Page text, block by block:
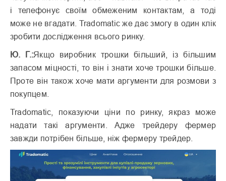
і телефонує своїм обмеженим контактам, а тоді
може не вгадати. Tradomatic же дає змогу в один клік
зробити дослідження всього ринку.
Ю. Г.:Якщо виробник трошки більший, із більшим
запасом міцності, то він і знати хоче трошки більше.
Проте він також хоче мати аргументи для розмови з
покупцем.
Tradomatic, показуючи ціни по ринку, якраз може
надати такі аргументи. Адже трейдеру фермер
завжди потрібен більше, ніж фермеру трейдер.